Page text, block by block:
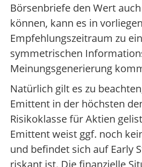
Börsenbriefe den Wert
können, kann es in
Empfehlungszeitraum zu
symmetrischen
Meinungsgenerierung
Natürlich gilt es zu
Emittent in der höchsten
Risikoklasse für Aktien
Emittent weist ggf. noch
und befindet sich auf Early
riskant ist. Die finanzielle